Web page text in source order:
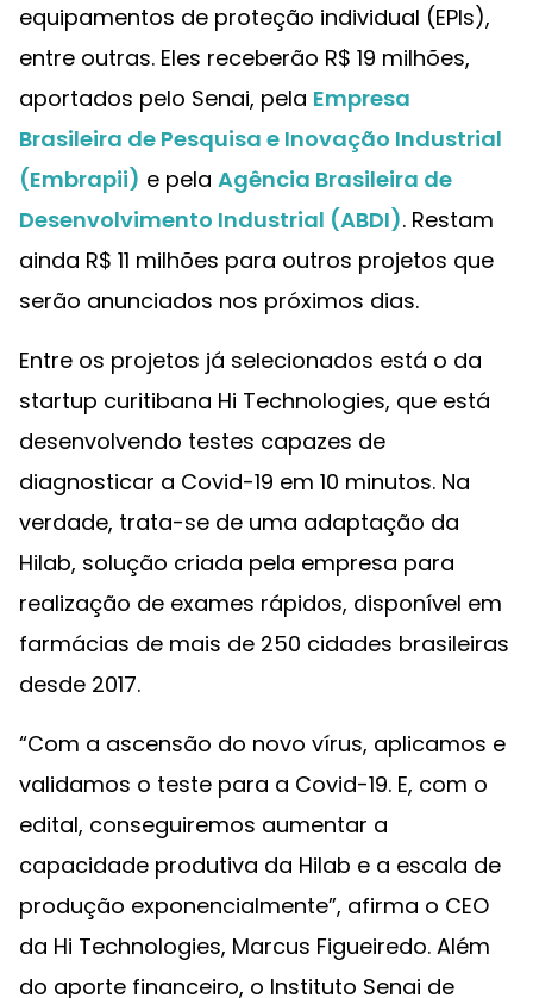
equipamentos de proteção individual (EPIs),
entre outras. Eles receberão R$ 19 milhões,
aportados pelo Senai, pela Empresa
Brasileira de Pesquisa e Inovação Industrial
(Embrapii) e pela Agência Brasileira de
Desenvolvimento Industrial (ABDI). Restam
ainda R$ 11 milhões para outros projetos que
serão anunciados nos próximos dias.
Entre os projetos já selecionados está o da
startup curitibana Hi Technologies, que está
desenvolvendo testes capazes de
diagnosticar a Covid-19 em 10 minutos. Na
verdade, trata-se de uma adaptação da
Hilab, solução criada pela empresa para
realização de exames rápidos, disponível em
farmácias de mais de 250 cidades brasileiras
desde 2017.
“Com a ascensão do novo vírus, aplicamos e
validamos o teste para a Covid-19. E, com o
edital, conseguiremos aumentar a
capacidade produtiva da Hilab e a escala de
produção exponencialmente”, afirma o CEO
da Hi Technologies, Marcus Figueiredo. Além
do aporte financeiro, o Instituto Senai de